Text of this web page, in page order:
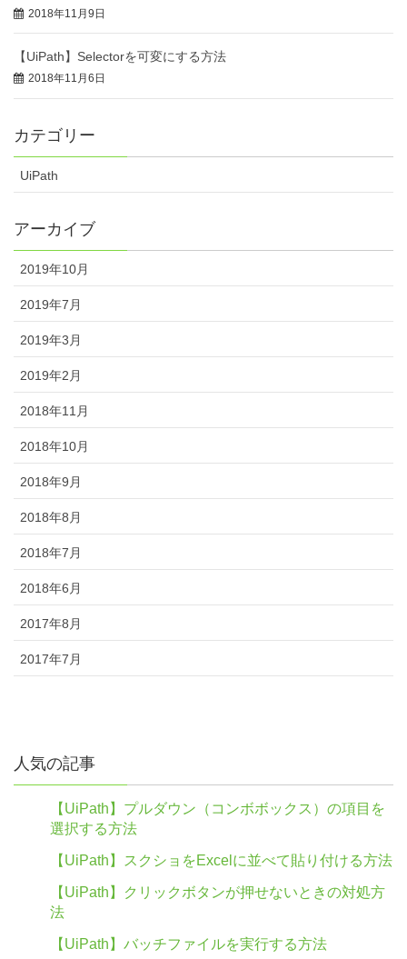
2018年11月9日
【UiPath】Selectorを可変にする方法
2018年11月6日
カテゴリー
UiPath
アーカイブ
2019年10月
2019年7月
2019年3月
2019年2月
2018年11月
2018年10月
2018年9月
2018年8月
2018年7月
2018年6月
2017年8月
2017年7月
人気の記事
【UiPath】プルダウン（コンボボックス）の項目を
選択する方法
【UiPath】スクショをExcelに並べて貼り付ける方法
【UiPath】クリックボタンが押せないときの対処方
法
【UiPath】バッチファイルを実行する方法